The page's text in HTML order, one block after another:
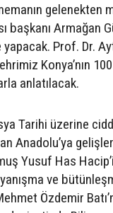
gelenekten
başkanı Armağan
Prof. Dr.
Konya’nın
anlatılacak.
Tarihi üzerine
Anadolu’ya
Yusuf Has
ve
Özdemir